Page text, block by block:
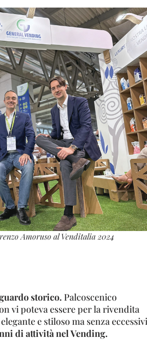
Amoruso al Venditalia 2024
storico. Palcoscenico
vi poteva essere per la rivendita
e stiloso ma senza eccessivi
di attività nel Vending.